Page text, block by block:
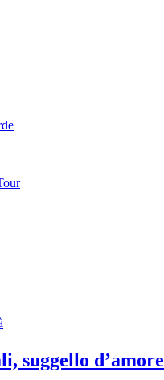
suggello d’amore